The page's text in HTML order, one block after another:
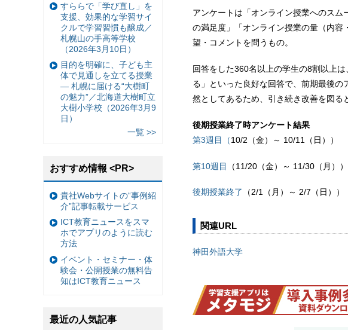
アンケートは「オンライン授業へのス
の満足度」「オンライン授業の量（内
望・コメントを問うもの。
回答をした360名以上の学生の8割以上
る」といった良好な回答で、前期最後
然としてあるため、引き続き改善を図る
後期授業終了時アンケート結果
第3週目（10/2（金）～ 10/11（日））
第10週目 （11/20（金）～ 11/30（月））
後期授業終了 （2/1（月）～ 2/7（日））
関連URL
神田外語大学
すららで「学び直し」を
支援、効果的な学習サイ
クルで学習習慣も醸成／
札幌山の手高等学校
（2026年3月10日）
目的を明確に、子ども主
体で見通しを立てる授業
— 札幌に届ける“大樹町
の魅力”／北海道大樹町立
大樹小学校（2026年3月9
日）
一覧 >>
おすすめ情報 <PR>
貴社Webサイトの“事例紹
介”記事転載サービス
ICT教育ニュースをスマ
ホでアプリのように読む
方法
イベント・セミナー・体
験会・公開授業の無料告
知はICT教育ニュース
最近の人気記事